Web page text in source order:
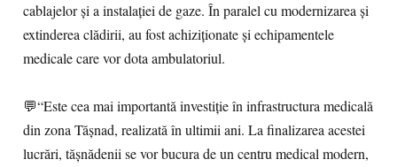
cablajelor și a instalației de gaze. În paralel cu modernizarea și
extinderea clădirii, au fost achiziționate și echipamentele
medicale care vor dota ambulatoriul.
💬“Este cea mai importantă investiție în infrastructura medicală
din zona Tășnad, realizată în ultimii ani. La finalizarea acestei
lucrări, tășnădenii se vor bucura de un centru medical modern,